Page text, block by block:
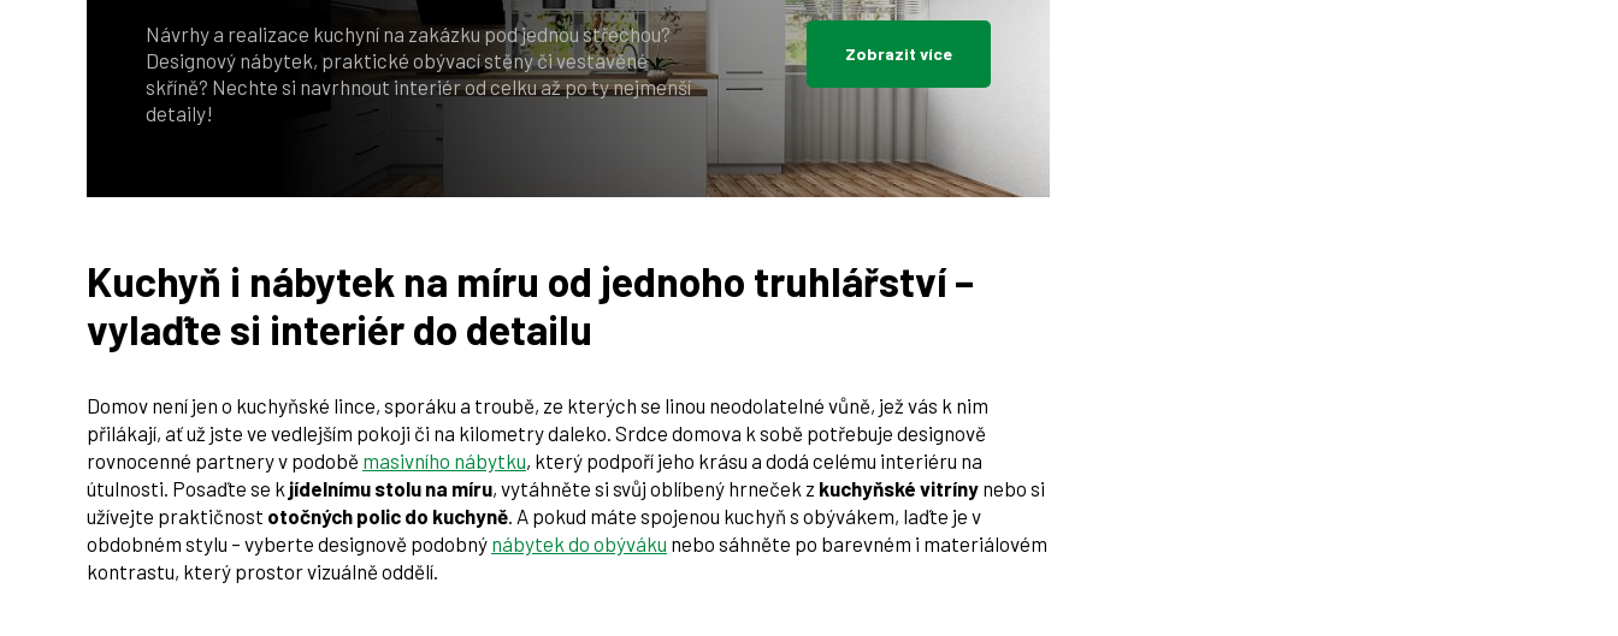
Návrhy a realizace kuchyní na zakázku pod jednou střechou?
Designový nábytek, praktické obývací stěny či vestavěné
skříně? Nechte si navrhnout interiér od celku až po ty nejmenší
detaily!
Zobrazit více
Kuchyň i nábytek na míru od jednoho truhlářství –
vylaďte si interiér do detailu
Domov není jen o kuchyňské lince, sporáku a troubě, ze kterých se linou neodolatelné vůně, jež vás k nim
přilákají, ať už jste ve vedlejším pokoji či na kilometry daleko. Srdce domova k sobě potřebuje designově
rovnocenné partnery v podobě masivního nábytku, který podpoří jeho krásu a dodá celému interiéru na
útulnosti. Posaďte se k jídelnímu stolu na míru, vytáhněte si svůj oblíbený hrneček z kuchyňské vitríny nebo si
užívejte praktičnost otočných polic do kuchyně. A pokud máte spojenou kuchyň s obývákem, laďte je v
obdobném stylu – vyberte designově podobný nábytek do obýváku nebo sáhněte po barevném i materiálovém
kontrastu, který prostor vizuálně oddělí.